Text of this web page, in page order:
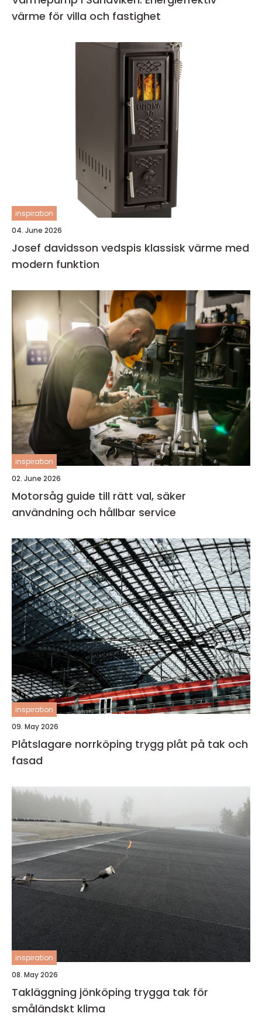
värme för villa och fastighet
inspiration
04. June 2026
Josef davidsson vedspis klassisk värme med
modern funktion
inspiration
02. June 2026
Motorsåg guide till rätt val, säker
användning och hållbar service
inspiration
09. May 2026
Plåtslagare norrköping trygg plåt på tak och
fasad
inspiration
08. May 2026
Takläggning jönköping trygga tak för
småländskt klima